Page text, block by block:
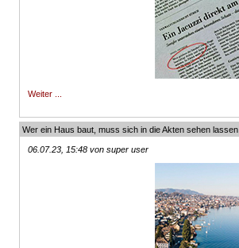
Weiter ...
Wer ein Haus baut, muss sich in die Akten sehen lassen
06.07.23, 15:48 von super user